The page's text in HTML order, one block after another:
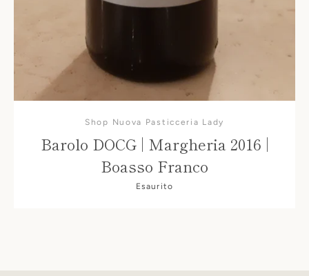
Shop Nuova Pasticceria Lady
Barolo DOCG | Margheria 2016 |
Boasso Franco
Esaurito